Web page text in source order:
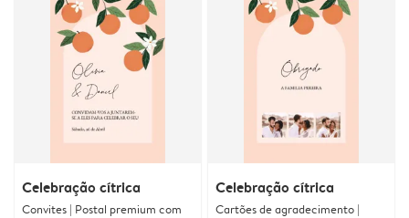
Celebração cítrica
Convites | Postal premium com
Celebração cítrica
Cartões de agradecimento |